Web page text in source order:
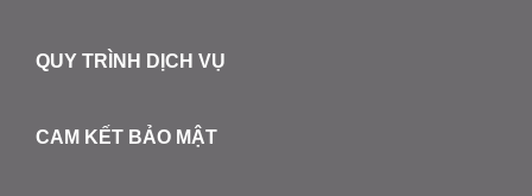
QUY TRÌNH DỊCH VỤ
CAM KẾT BẢO MẬT